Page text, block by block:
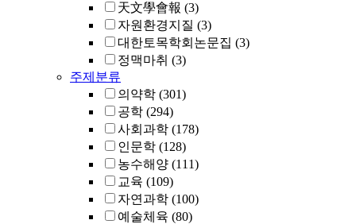
天文學會報 (3)
자원환경지질 (3)
대한토목학회논문집 (3)
정맥마취 (3)
주제분류
의약학 (301)
공학 (294)
사회과학 (178)
인문학 (128)
농수해양 (111)
교육 (109)
자연과학 (100)
예술체육 (80)